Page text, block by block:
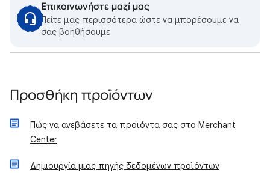
Επικοινωνήστε μαζί μας
Πείτε μας περισσότερα ώστε να μπορέσουμε να
σας βοηθήσουμε
Προσθήκη προϊόντων
Πώς να ανεβάσετε τα προϊόντα σας στο Merchant
Center
Δημιουργία μιας πηγής δεδομένων προϊόντων